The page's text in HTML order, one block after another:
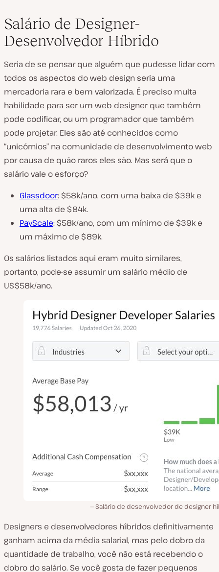
Salário de Designer-
Desenvolvedor Híbrido
Seria de se pensar que alguém que pudesse lidar com
todos os aspectos do web design seria uma
mercadoria rara e bem valorizada. É preciso muita
habilidade para ser um web designer que também
pode codificar, ou um programador que também
pode projetar. Eles são até conhecidos como
“unicórnios” na comunidade de desenvolvimento web
por causa de quão raros eles são. Mas será que o
salário vale o esforço?
Glassdoor: $58k/ano, com uma baixa de $39k e
uma alta de $84k.
PayScale: $58k/ano, com um mínimo de $39k e
um máximo de $89k.
Os salários listados aqui eram muito similares,
portanto, pode-se assumir um salário médio de
US$58k/ano.
Salário de desenvolvedor de designer
Designers e desenvolvedores híbridos definitivamente
ganham acima da média salarial, mas pelo dobro da
quantidade de trabalho, você não está recebendo o
dobro do salário. Se você gosta de fazer pequenos